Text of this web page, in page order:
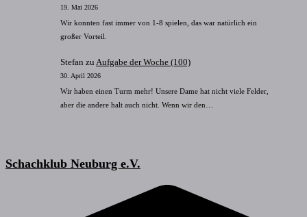
19. Mai 2026
Wir konnten fast immer von 1-8 spielen, das war natürlich ein
großer Vorteil.
Stefan zu Aufgabe der Woche (100)
30. April 2026
Wir haben einen Turm mehr! Unsere Dame hat nicht viele Felder,
aber die andere halt auch nicht. Wenn wir den…
Schachklub Neuburg e.V.